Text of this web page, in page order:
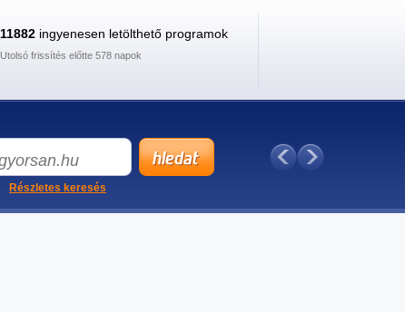
11882 ingyenesen letölthető programok
Utolsó frissítés előtte 578 napok
Részletes keresés